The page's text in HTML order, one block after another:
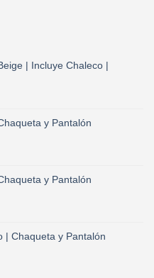
| Incluye Chaleco |
y Pantalón
y Pantalón
| Chaqueta y Pantalón